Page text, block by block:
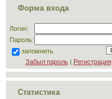
Обучение плиточников и
мозаичников
Форма входа
Логин:
Пароль:
запомнить
Забыл пароль| Регистрация
Статистика